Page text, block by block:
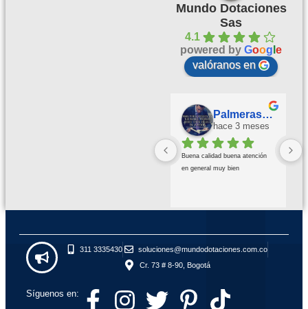
Mundo Dotaciones
Sas
4.1
powered by Goog e
valóranos en
Palmeras Doradas
hace 3 meses
Buena calidad buena atención
en general muy bien
311 3335430
soluciones@mundodotaciones.com.co
Cr. 73 # 8-90, Bogotá
Síguenos en: